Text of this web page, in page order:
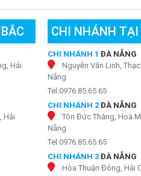
Hải
Hải
CHI NHÁNH TẠI
CHI NHÁNH 1 ĐÀ NẴNG
Nguyễn Văn Linh,
Nẵng
Tel:0976.85.65.65
CHI NHÁNH 2 ĐÀ NẴNG
Tôn Đức Thắng, Hoà
Nẵng
Tel:0976.85.65.65
CHI NHÁNH 3 ĐÀ NẴNG
Hòa Thuận Đông, Hải